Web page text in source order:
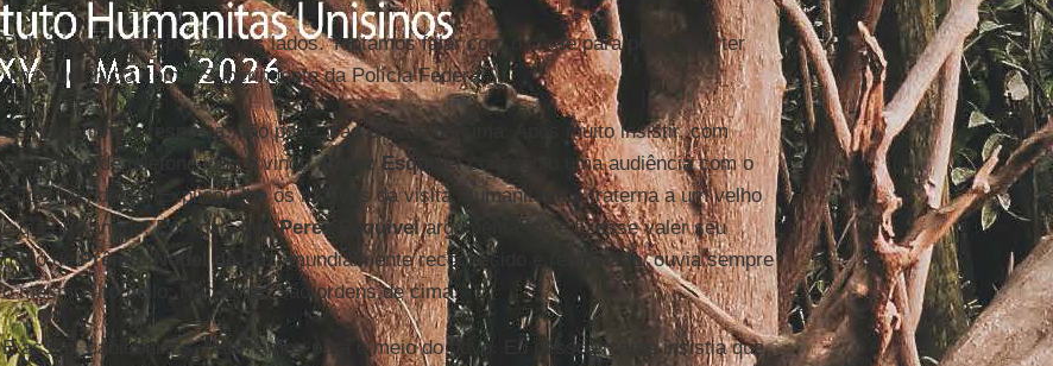
Policiais estavam por todo os lados. Tentamos falar com o chefe para podermos ter
uma audiênicia com o Superindente da Polícia Federal.
Sempre vinha a resposta: não pode, são ordens de cima. Após muito insistir, com
chamadas de telefone indo e vindo,Perez Esquivelconseguiu uma audiência com o
Superintendente. Explicou-lhe os motivos da visita, humanitária e fraterna a um velho
e querido amigo. Por mais quePerez Esquivelargumentasse e fizesse valer seu
título dePrêmio Nobel da Paz, mundialmente reconhecido e respeitado, ouvia sempre
o mesmo ritornello: Não pode. São ordens de cima.
E assim, cabisbaixos, retornamos para o meio do povo. Eu pessoalmente insistia que